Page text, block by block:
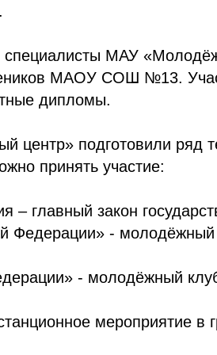
специалисты МАУ
МАОУ СОШ №13.
дипломы.
центр» подготовили ряд
принять участие:
– главный закон
Федерации» -
- молодёжный
мероприятие в